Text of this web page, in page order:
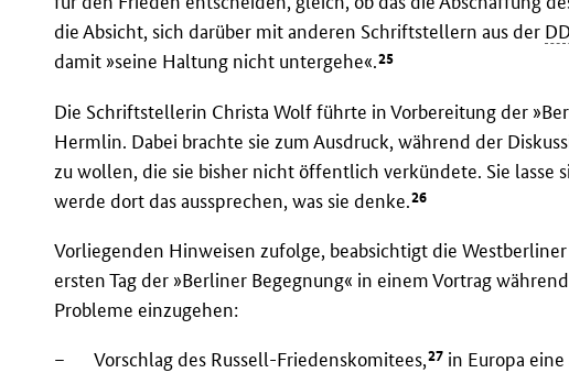
die Absicht, sich darüber mit anderen Schriftstellern aus der
damit »seine Haltung nicht untergehe«.25
Die Schriftstellerin Christa Wolf führte in Vorbereitung der
Hermlin. Dabei brachte sie zum Ausdruck, während der
zu wollen, die sie bisher nicht öffentlich verkündete. Sie lasse
werde dort das aussprechen, was sie denke.26
Vorliegenden Hinweisen zufolge, beabsichtigt die
ersten Tag der »Berliner Begegnung« in einem Vortrag
Probleme einzugehen:
– Vorschlag des Russell-Friedenskomitees,27 in Europa